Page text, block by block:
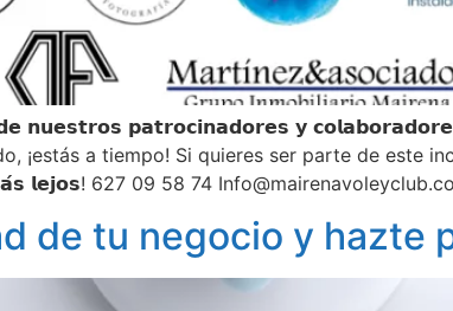
𝗽𝗮𝘁𝗿𝗼𝗰𝗶𝗻𝗮𝗱𝗼𝗿𝗲𝘀 𝘆
¡estás a tiempo! Si quieres ser parte de este
𝗹𝗲𝗷𝗼𝘀! 627 09 58 74
de tu negocio y hazte